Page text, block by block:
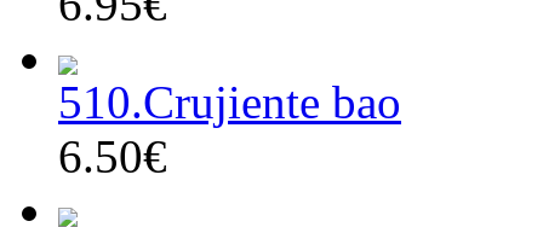
510.Crujiente bao
6.50€